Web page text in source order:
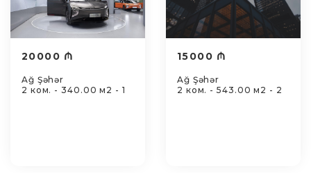
20000 ₼
Ağ Şəhər
2 ком. - 340.00 м2 - 1
15000 ₼
Ağ Şəhər
2 ком. - 543.00 м2 - 2